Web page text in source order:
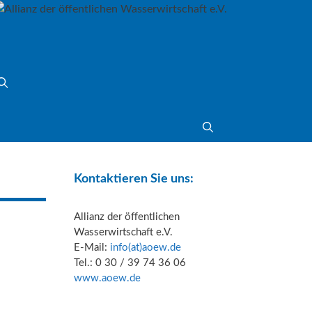
Kontaktieren Sie uns:
Allianz der öffentlichen
Wasserwirtschaft e.V.
E-Mail: info(at)aoew.de
Tel.: 0 30 / 39 74 36 06
www.aoew.de